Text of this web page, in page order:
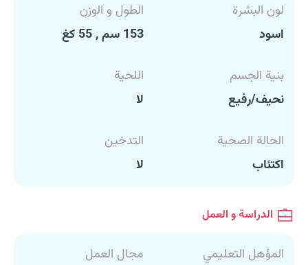
لون البشرة
اسود
الطول و الوزن
153 سم , 55 كغ
بنية الجسم
نحيف/رفيع
اللحية
لا
الحالة الصحية
اكتئاب
التدخين
لا
الدراسة و العمل
المؤهل التعليمي
مجال العمل